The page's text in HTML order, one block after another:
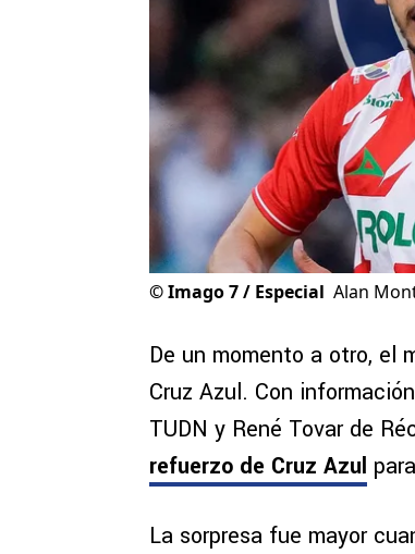
©Imago 7 / Especial Alan
De un momento a otro, el
Cruz Azul. Con
TUDN y René Tovar de
refuerzo de Cruz Azul
La sorpresa fue mayor